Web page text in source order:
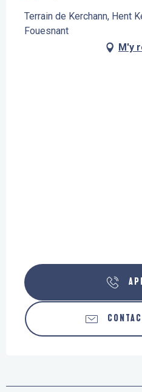
Terrain de Kerchann, Hent
Fouesnant
M'y